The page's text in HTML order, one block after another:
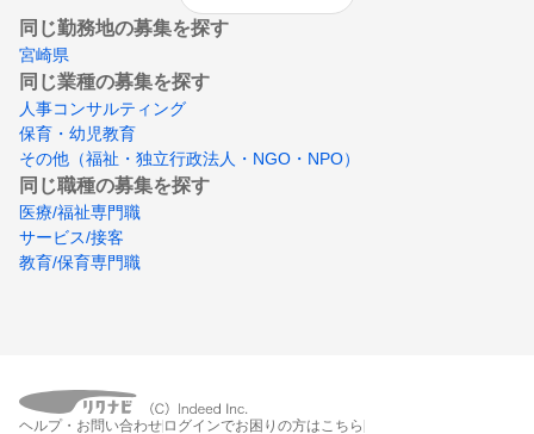
同じ勤務地の募集を探す
宮崎県
同じ業種の募集を探す
人事コンサルティング
保育・幼児教育
その他（福祉・独立行政法人・NGO・NPO）
同じ職種の募集を探す
医療/福祉専門職
サービス/接客
教育/保育専門職
ヘルプ・お問い合わせ ログインでお困りの方はこちら